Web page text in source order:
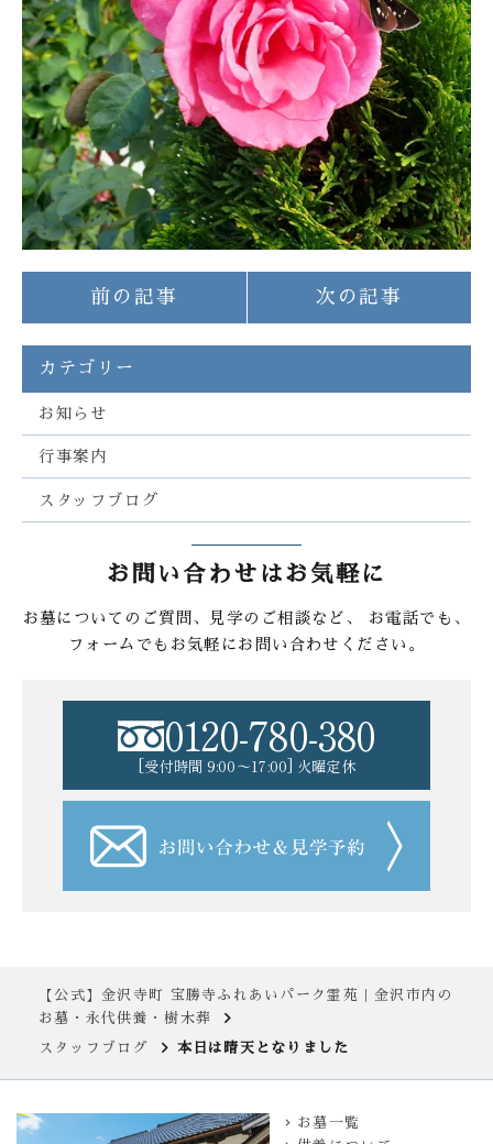
前の記事 次の記事
カテゴリー
お知らせ
行事案内
スタッフブログ
お問い合わせはお気軽に
お墓についてのご質問、見学のご相談など、
お電話でも、
フォームでもお気軽にお問い合わせください。
0120-780-380
[受付時間 9:00〜17:00] 火曜定休
【公式】金沢寺町 宝勝寺ふれあいパーク霊苑｜金沢市内の
お墓・永代供養・樹木葬
スタッフブログ 本日は晴天となりました
お墓一覧